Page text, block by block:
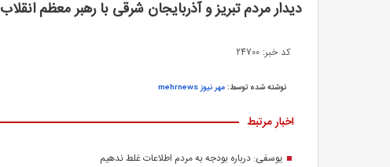
دیدار مردم تبریز و آذربایجان شرقی با رهبر معظم انقلاب
کد خبر: 24700
نوشته شده توسط:مهر نیوز mehrnews
اخبار مرتبط
یوسفی: درباره بودجه به مردم اطلاعات غلط ندهیم